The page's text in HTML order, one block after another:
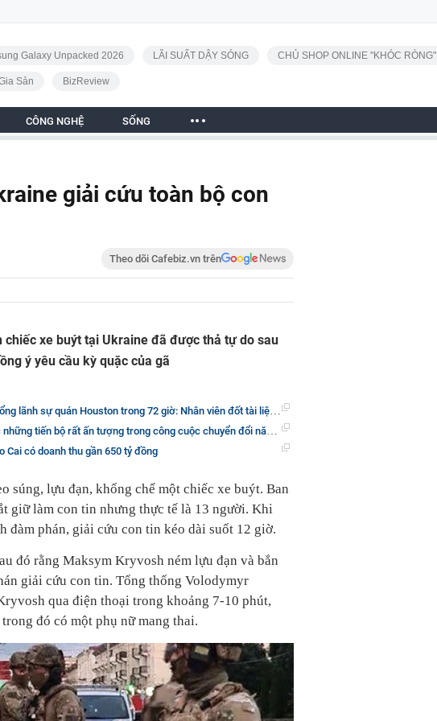
Galaxy Unpacked 2026 LÃI SUẤT DẬY SÓNG CHỦ SHOP ONLINE "KHÓC RÒNG"
Sản BizReview
CÔNG NGHỆ SỐNG
giải cứu toàn bộ con
Theo dõi Cafebiz.vn trên
xe buýt tại Ukraine đã được thả tự do sau
ý yêu cầu kỳ quặc của gã
sự quán Houston trong 72 giờ: Nhân viên đốt tài liệu, cứu hỏa xuất hiện
tiến bộ rất ấn tượng trong công cuộc chuyển đổi năng lượng tái tạo
Cai có doanh thu gần 650 tỷ đồng
súng, lựu đạn, khống chế một chiếc xe buýt. Ban
giữ làm con tin nhưng thực tế là 13 người. Khi
đàm phán, giải cứu con tin kéo dài suốt 12 giờ.
đó rằng Maksym Kryvosh ném lựu đạn và bắn
giải cứu con tin. Tổng thống Volodymyr
qua điện thoại trong khoảng 7-10 phút,
đó có một phụ nữ mang thai.